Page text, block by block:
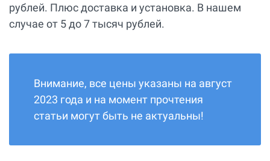
рублей. Плюс доставка и установка. В нашем
случае от 5 до 7 тысяч рублей.
Внимание, все цены указаны на август
2023 года и на момент прочтения
статьи могут быть не актуальны!